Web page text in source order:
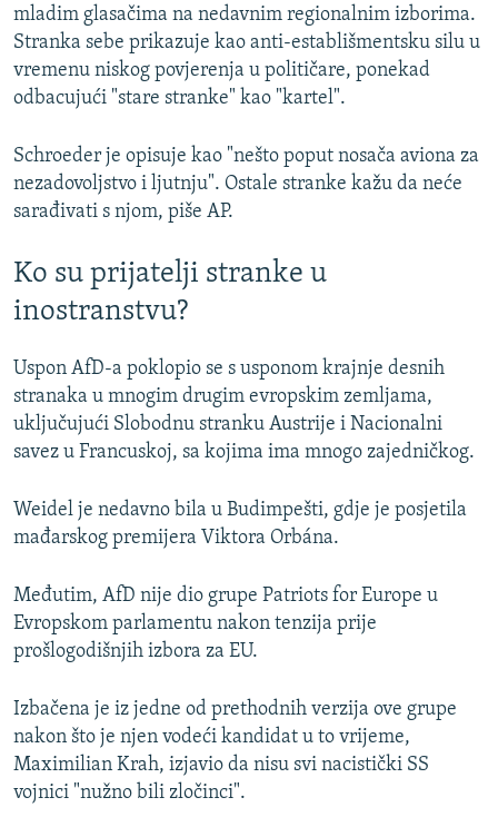
mladim glasačima na nedavnim regionalnim izborima.
Stranka sebe prikazuje kao anti-establišmentsku silu u
vremenu niskog povjerenja u političare, ponekad
odbacujući "stare stranke" kao "kartel".
Schroeder je opisuje kao "nešto poput nosača aviona za
nezadovoljstvo i ljutnju". Ostale stranke kažu da neće
sarađivati s njom, piše AP.
Ko su prijatelji stranke u
inostranstvu?
Uspon AfD-a poklopio se s usponom krajnje desnih
stranaka u mnogim drugim evropskim zemljama,
uključujući Slobodnu stranku Austrije i Nacionalni
savez u Francuskoj, sa kojima ima mnogo zajedničkog.
Weidel je nedavno bila u Budimpešti, gdje je posjetila
mađarskog premijera Viktora Orbána.
Međutim, AfD nije dio grupe Patriots for Europe u
Evropskom parlamentu nakon tenzija prije
prošlogodišnjih izbora za EU.
Izbačena je iz jedne od prethodnih verzija ove grupe
nakon što je njen vodeći kandidat u to vrijeme,
Maximilian Krah, izjavio da nisu svi nacistički SS
vojnici "nužno bili zločinci".